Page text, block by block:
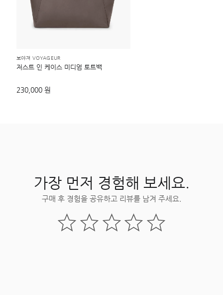
보야져 VOYAGEUR
저스트 인 케이스 미디엄 토트백
230,000 원
가장 먼저 경험해 보세요.
구매 후 경험을 공유하고 리뷰를 남겨 주세요.